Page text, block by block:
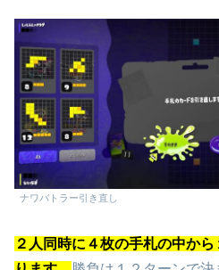
ナワバトラー引き直し
２人同時に４枚の手札の中か